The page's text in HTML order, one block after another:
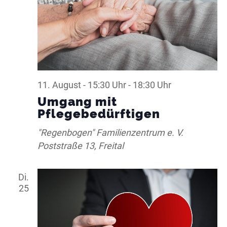
Umgang mit
Pflegebedürftigen
11. August - 15:30 Uhr- 18:30 Uhr
"Regenbogen" Familienzentrum e. V.
Poststraße 13, Freital
Di.
25